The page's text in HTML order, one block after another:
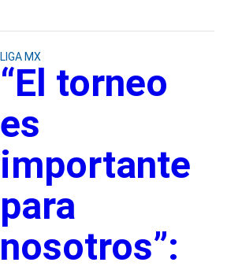
LIGA MX
“El torneo
es
importante
para
nosotros”: